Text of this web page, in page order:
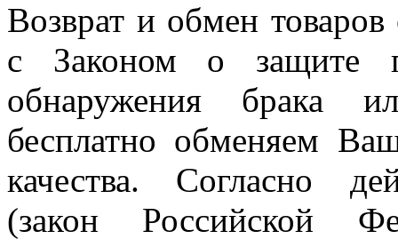
Возврат и обмен товаров
с Законом о защите
обнаружения брака
бесплатно обменяем
качества. Согласно
(закон Российской